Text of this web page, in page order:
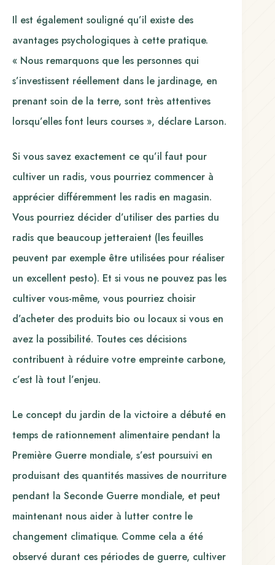
Il est également souligné qu’il existe des
avantages psychologiques à cette pratique.
« Nous remarquons que les personnes qui
s’investissent réellement dans le jardinage, en
prenant soin de la terre, sont très attentives
lorsqu’elles font leurs courses », déclare Larson.
Si vous savez exactement ce qu’il faut pour
cultiver un radis, vous pourriez commencer à
apprécier différemment les radis en magasin.
Vous pourriez décider d’utiliser des parties du
radis que beaucoup jetteraient (les feuilles
peuvent par exemple être utilisées pour réaliser
un excellent pesto). Et si vous ne pouvez pas les
cultiver vous-même, vous pourriez choisir
d’acheter des produits bio ou locaux si vous en
avez la possibilité. Toutes ces décisions
contribuent à réduire votre empreinte carbone,
c’est là tout l’enjeu.
Le concept du jardin de la victoire a débuté en
temps de rationnement alimentaire pendant la
Première Guerre mondiale, s’est poursuivi en
produisant des quantités massives de nourriture
pendant la Seconde Guerre mondiale, et peut
maintenant nous aider à lutter contre le
changement climatique. Comme cela a été
observé durant ces périodes de guerre, cultiver